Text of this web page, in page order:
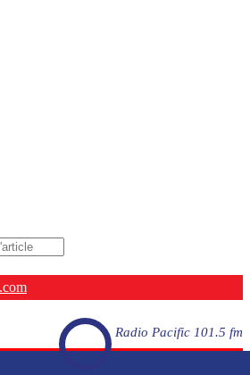
Radio Pacific 101.5 fm